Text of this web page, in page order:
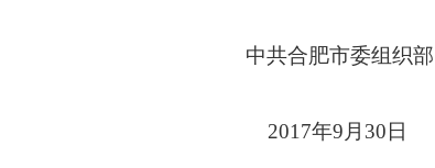
合肥市委组织部
年9月30日